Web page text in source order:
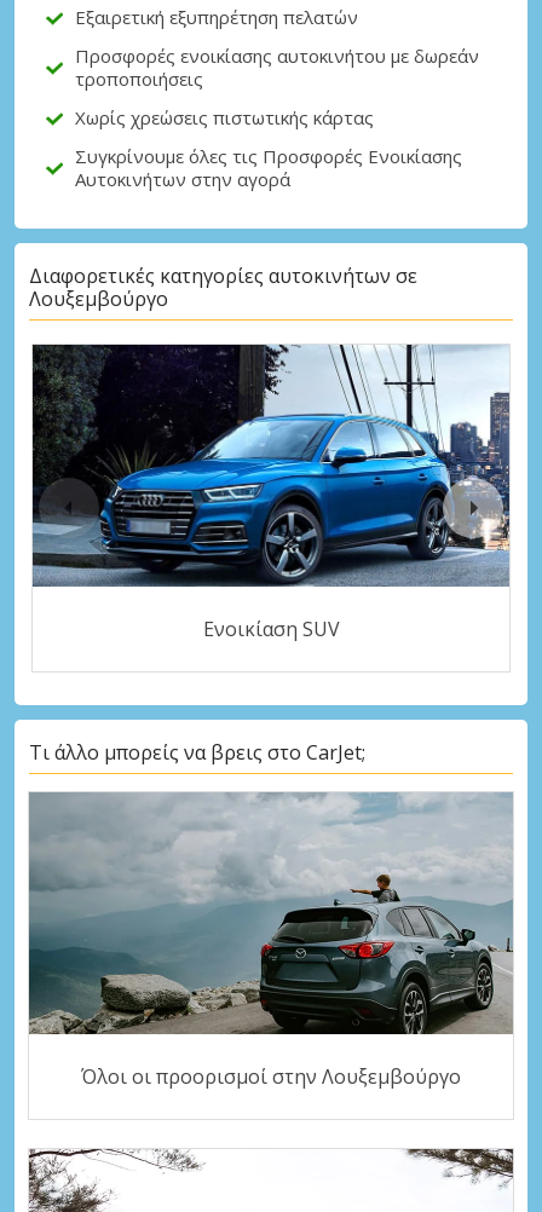
Εξαιρετική εξυπηρέτηση πελατών
Προσφορές ενοικίασης αυτοκινήτου με δωρεάν
τροποποιήσεις
Χωρίς χρεώσεις πιστωτικής κάρτας
Συγκρίνουμε όλες τις Προσφορές Ενοικίασης
Αυτοκινήτων στην αγορά
Διαφορετικές κατηγορίες αυτοκινήτων σε
Λουξεμβούργο
Ενοικίαση SUV
Τι άλλο μπορείς να βρεις στο CarJet;
Όλοι οι προορισμοί στην Λουξεμβούργο